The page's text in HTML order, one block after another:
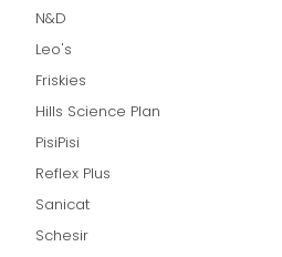
N&D
Leo's
Friskies
Hills Science Plan
PisiPisi
Reflex Plus
Sanicat
Schesir